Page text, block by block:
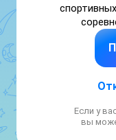
🌍Юные
страны
силы воли,
Самыми
Если у
вы